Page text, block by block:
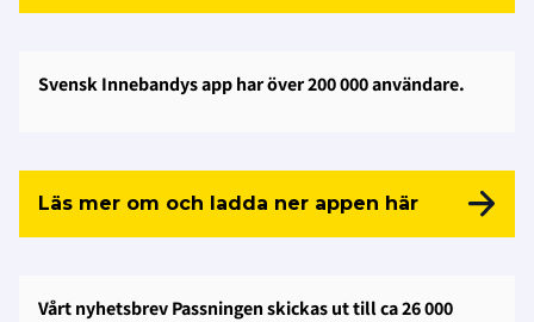
Svensk Innebandys app har över 200 000 användare.
Läs mer om och ladda ner appen här
Vårt nyhetsbrev Passningen skickas ut till ca 26 000